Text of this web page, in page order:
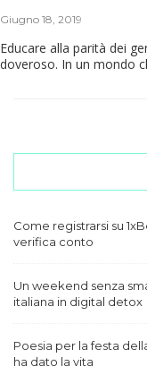
Giugno 18, 2019
Educare alla parità dei
doveroso. In un mondo
Come registrarsi su
verifica conto
Un weekend senza
italiana in digital detox
Poesia per la festa
ha dato la vita